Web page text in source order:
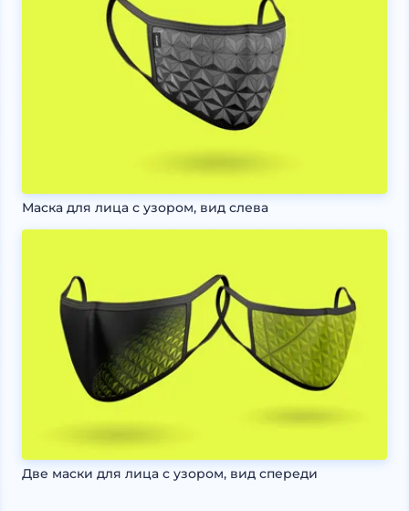
Маска для лица с узором, вид слева
Две маски для лица с узором, вид спереди